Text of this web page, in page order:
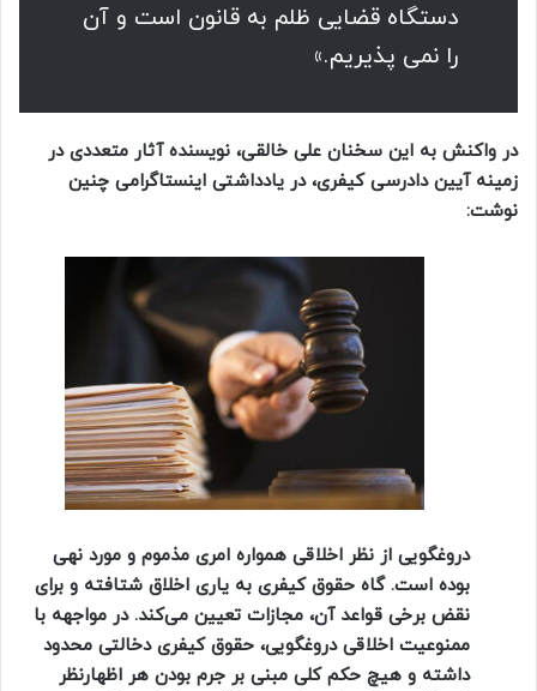
دستگاه قضایی ظلم به قانون است و آن
را نمی پذیریم.»
در واکنش به این سخنان علی خالقی، نویسنده آثار متعددی در
زمینه آیین دادرسی کیفری، در یادداشتی اینستاگرامی چنین
نوشت:
دروغگویی از نظر اخلاقی همواره امری مذموم و مورد نهی
بوده است. گاه حقوق کیفری به یاری اخلاق شتافته و برای
نقض برخی قواعد آن، مجازات تعیین می‌کند. در مواجهه با
ممنوعیت اخلاقی دروغگویی، حقوق کیفری دخالتی محدود
داشته و هیچ حکم کلی مبنی بر جرم بودن هر اظهارنظر